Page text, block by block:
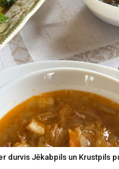
durvis Jēkabpils un Krustpils